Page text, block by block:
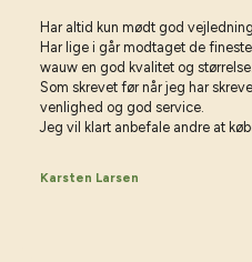
Har altid kun mødt god
Har lige i går modtaget de
wauw en god kvalitet og størrelse.
Som skrevet før når jeg har
venlighed og god service.
Jeg vil klart anbefale andre at
Karsten Larsen